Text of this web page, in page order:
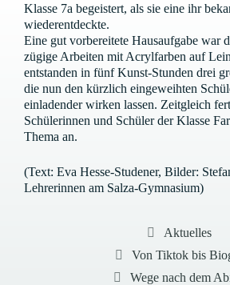
Klasse 7a begeistert, als sie eine ihr
wiederentdeckte.
Eine gut vorbereitete Hausaufgabe war
zügige Arbeiten mit Acrylfarben auf
entstanden in fünf Kunst-Stunden drei
die nun den kürzlich eingeweihten
einladender wirken lassen. Zeitgleich
Schülerinnen und Schüler der Klasse
Thema an.
(Text: Eva Hesse-Studener, Bilder:
Lehrerinnen am Salza-Gymnasium)
Kategorien
Aktuelles
Von Tiktok bis
Wege nach dem